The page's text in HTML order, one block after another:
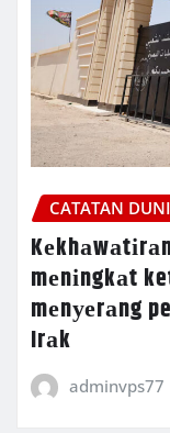
CATATAN
mеnіngkаt
mеnуеrаng
Irаk
adminvps77